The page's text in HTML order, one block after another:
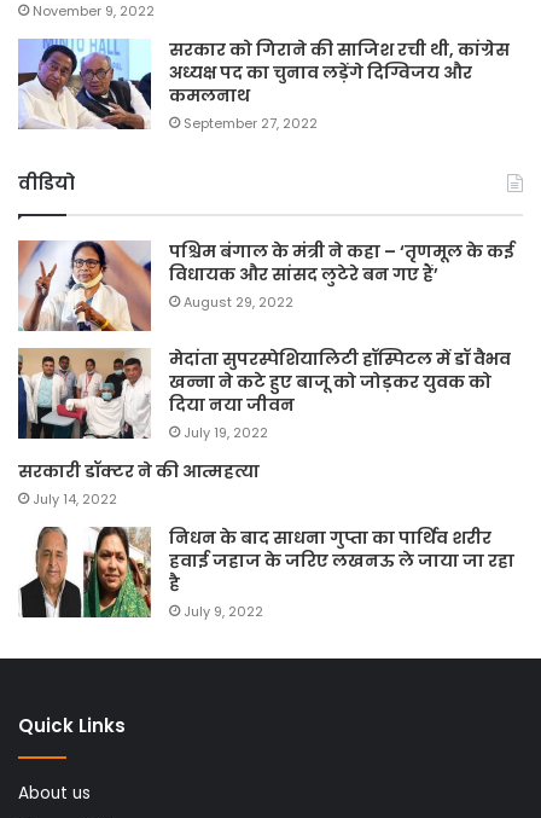
November 9, 2022
सरकार को गिराने की साजिश रची थी, कांग्रेस
अध्यक्ष पद का चुनाव लड़ेंगे दिग्विजय और
कमलनाथ
September 27, 2022
वीडियो
पश्चिम बंगाल के मंत्री ने कहा – ‘तृणमूल के कई
विधायक और सांसद लुटेरे बन गए हैं’
August 29, 2022
मेदांता सुपरस्पेशियालिटी हॉस्पिटल में डॉ वैभव
खन्ना ने कटे हुए बाजू को जोड़कर युवक को
दिया नया जीवन
July 19, 2022
सरकारी डॉक्टर ने की आत्महत्या
July 14, 2022
निधन के बाद साधना गुप्ता का पार्थिव शरीर
हवाई जहाज के जरिए लखनऊ ले जाया जा रहा
है
July 9, 2022
Quick Links
About us